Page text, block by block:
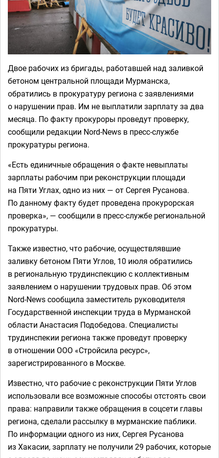
Двое рабочих из бригады, работавшей над заливкой
бетоном центральной площади Мурманска,
обратились в прокуратуру региона с заявлениями
о нарушении прав. Им не выплатили зарплату за два
месяца. По факту прокуроры проведут проверку,
сообщили редакции Nord-News в пресс-службе
прокуратуры региона.
«Есть единичные обращения о факте невыплаты
зарплаты рабочим при реконструкции площади
на Пяти Углах, одно из них — от Сергея Русанова.
По данному факту будет проведена прокурорская
проверка», — сообщили в пресс-службе региональной
прокуратуры.
Также известно, что рабочие, осуществлявшие
заливку бетоном Пяти Углов, 10 июля обратились
в региональную трудинспекцию с коллективным
заявлением о нарушении трудовых прав. Об этом
Nord-News сообщила заместитель руководителя
Государственной инспекции труда в Мурманской
области Анастасия Подобедова. Специалисты
трудинспекии региона также проведут проверку
в отношении ООО «Стройсила ресурс»,
зарегистрированного в Москве.
Известно, что рабочие с реконструкции Пяти Углов
использовали все возможные способы отстоять свои
права: направили также обращения в соцсети главы
региона, сделали рассылку в мурманские паблики.
По информации одного из них, Сергея Русанова
из Хакасии, зарплату не получили 29 рабочих, которые